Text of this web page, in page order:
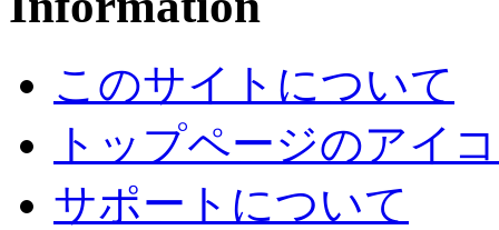
このサイトについて
トップページのアイ
サポートについて